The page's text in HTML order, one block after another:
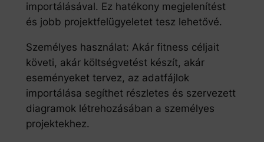
importálásával. Ez hatékony megjelenítést
és jobb projektfelügyeletet tesz lehetővé.
Személyes használat: Akár fitness céljait
követi, akár költségvetést készít, akár
eseményeket tervez, az adatfájlok
importálása segíthet részletes és szervezett
diagramok létrehozásában a személyes
projektekhez.